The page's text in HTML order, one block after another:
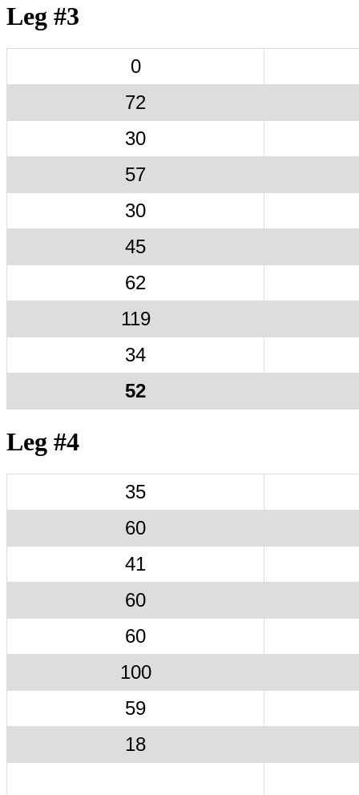
Leg #3
0
72
30
57
30
45
62
119
34
52
Leg #4
35
60
41
60
60
100
59
18